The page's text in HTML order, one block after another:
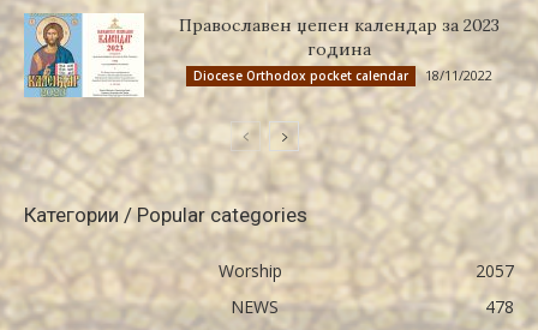
Православен џепен календар за 2023
година
Diocese Orthodox pocket calendar 18/11/2022
Категории / Popular categories
Worship
2057
NEWS
478